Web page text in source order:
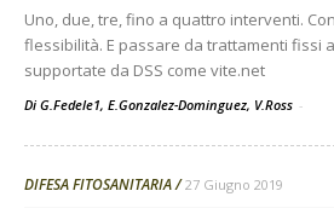
Uno, due, tre, fino a quattro interventi.
flessibilità. E passare da trattamenti fissi
supportate da DSS come vite.net
Di G.Fedele1, E.Gonzalez-Dominguez, V.Ross -
DIFESA FITOSANITARIA 27 Giugno 2019